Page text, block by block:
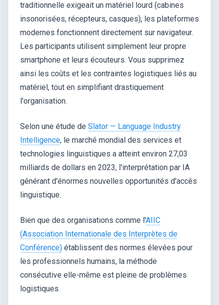
traditionnelle exigeait un matériel lourd (cabines
insonorisées, récepteurs, casques), les plateformes
modernes fonctionnent directement sur navigateur.
Les participants utilisent simplement leur propre
smartphone et leurs écouteurs. Vous supprimez
ainsi les coûts et les contraintes logistiques liés au
matériel, tout en simplifiant drastiquement
l'organisation.
Selon une étude de Slator — Language Industry
Intelligence, le marché mondial des services et
technologies linguistiques a atteint environ 27,03
milliards de dollars en 2023, l'interprétation par IA
générant d'énormes nouvelles opportunités d'accès
linguistique.
Bien que des organisations comme l'AIIC
(Association Internationale des Interprètes de
Conférence) établissent des normes élevées pour
les professionnels humains, la méthode
consécutive elle-même est pleine de problèmes
logistiques.